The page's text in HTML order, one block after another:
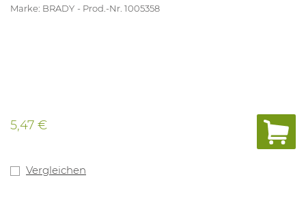
Marke: BRADY Prod.-Nr. 1005358
5,47 €
Vergleichen